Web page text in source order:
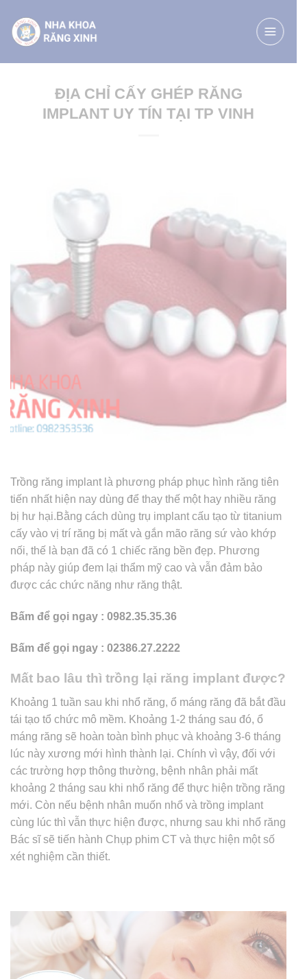
đến
nội
ĐỊA CHỈ CẤY GHÉP RĂNG
IMPLANT UY TÍN TẠI TP VINH
Trồng răng implant là phương pháp phục hình răng tiên
tiến nhất hiện nay dùng để thay thế một hay nhiều răng
bị hư hại.Bằng cách dùng trụ implant cấu tạo từ titanium
cấy vào vị trí răng bị mất và gắn mão răng sứ vào khớp
nối, thế là bạn đã có 1 chiếc răng bền đẹp. Phương
pháp này giúp đem lại thẩm mỹ cao và vẫn đảm bảo
được các chức năng như răng thật.
Bấm để gọi ngay : 0982.35.35.36
Bấm để gọi ngay : 02386.27.2222
Mất bao lâu thì trồng lại răng implant được?
Khoảng 1 tuần sau khi nhổ răng, ổ máng răng đã bắt đầu
tái tạo tổ chức mô mềm. Khoảng 1-2 tháng sau đó, ổ
máng răng sẽ hoàn toàn bình phục và khoảng 3-6 tháng
lúc này xương mới hình thành lại. Chính vì vậy, đối với
các trường hợp thông thường, bệnh nhân phải mất
khoảng 2 tháng sau khi nhổ răng để thực hiện trồng răng
mới. Còn nếu bệnh nhân muốn nhổ và trồng implant
cùng lúc thì vẫn thực hiện được, nhưng sau khi nhổ răng
Bác sĩ sẽ tiến hành Chụp phim CT và thực hiện một số
xét nghiệm cần thiết.